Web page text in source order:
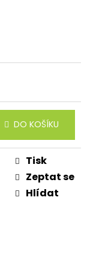
DO KOŠÍKU
Tisk
Zeptat se
Hlídat